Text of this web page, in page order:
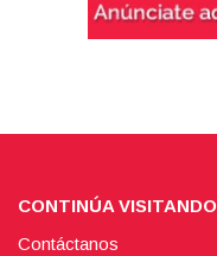
CONTINÚA VISITANDO
Contáctanos